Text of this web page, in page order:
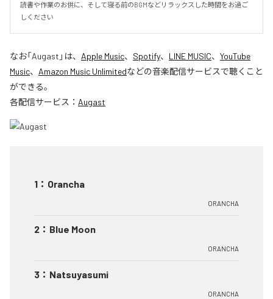
読書や作業のお供に、そして寝る前のBGMなどリラックスした時間をお過ご
しください
なお「Augast 」は、 Apple Music、 Spotify、 LINE MUSIC、 YouTube
Music、 Amazon Music Unlimitedなどの音楽配信サービスで聴くこと
ができる。
各配信サービス： Augast
1 ： Orancha
ORANCHA
2 ： Blue Moon
ORANCHA
3 ： Natsuyasumi
ORANCHA